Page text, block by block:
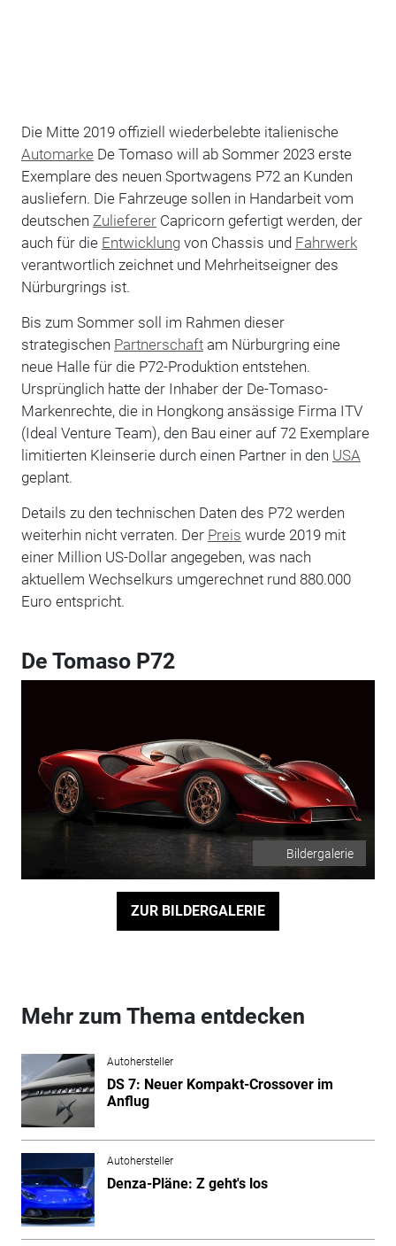
Die Mitte 2019 offiziell wiederbelebte italienische
Automarke De Tomaso will ab Sommer 2023 erste
Exemplare des neuen Sportwagens P72 an Kunden
ausliefern. Die Fahrzeuge sollen in Handarbeit vom
deutschen ZuliefererCapricorn gefertigt werden, der
auch für die Entwicklungvon Chassis und Fahrwerk
verantwortlich zeichnet und Mehrheitseigner des
Nürburgrings ist.
Bis zum Sommer soll im Rahmen dieser
strategischen Partnerschaftam Nürburgring eine
neue Halle für die P72-Produktion entstehen.
Ursprünglich hatte der Inhaber der De-Tomaso-
Markenrechte, die in Hongkong ansässige Firma ITV
(Ideal Venture Team), den Bau einer auf 72 Exemplare
limitierten Kleinserie durch einen Partner in den USA
geplant.
Details zu den technischen Daten des P72 werden
weiterhin nicht verraten. Der Preis wurde 2019 mit
einer Million US-Dollar angegeben, was nach
aktuellem Wechselkurs umgerechnet rund 880.000
Euro entspricht.
De Tomaso P72
Bildergalerie
ZUR BILDERGALERIE
Mehr zum Thema entdecken
Autohersteller
DS 7: Neuer Kompakt-Crossover im
Anflug
Autohersteller
Denza-Pläne: Z geht's los